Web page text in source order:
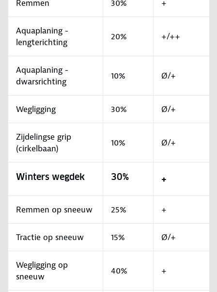
Remmen 30% +
Aquaplaning -
lengterichting
20% +/++
Aquaplaning -
dwarsrichting
10% Ø/+
Wegligging 30% Ø/+
Zijdelingse grip
(cirkelbaan)
10% Ø/+
Winters wegdek 30% +
Remmen op sneeuw 25% +
Tractie op sneeuw 15% Ø/+
Wegligging op
sneeuw
40% +